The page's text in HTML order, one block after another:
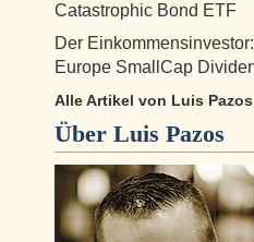
Catastrophic Bond ETF
Der
Europe SmallCap
Alle Artikel von Luis Pazos
Über Luis Pazos